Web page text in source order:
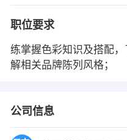
职位要求
练掌握色彩知识及搭配
解相关品牌陈列风格；
公司信息